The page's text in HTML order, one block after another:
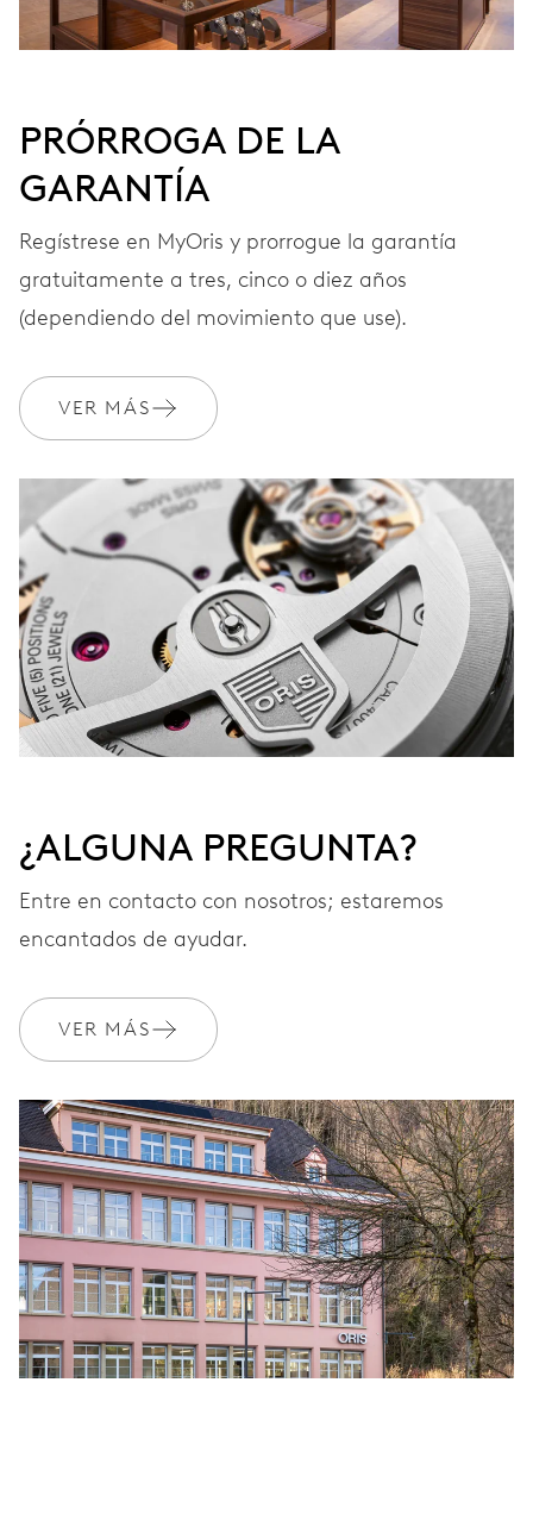
ESFERA Gris
CORREA
GARANTÍA
MYORIS
PRÓRROGA DE LA
GARANTÍA
Regístrese en MyOris y prorrogue la garantía
gratuitamente a tres, cinco o diez años
(dependiendo del movimiento que use).
VER MÁS
¿ALGUNA PREGUNTA?
Entre en contacto con nosotros; estaremos
encantados de ayudar.
VER MÁS